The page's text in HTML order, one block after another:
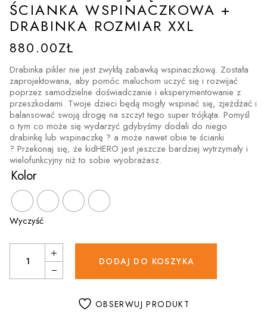
ŚCIANKA WSPINACZKOWA +
DRABINKA ROZMIAR XXL
880.00ZŁ
Drabinka pikler nie jest zwykłą zabawką wspinaczkową. Została
zaprojektowana, aby pomóc maluchom uczyć się i rozwijać
poprzez samodzielne doświadczanie i eksperymentowanie z
przeszkodami. Twoje dzieci będą mogły wspinać się, zjeżdżać i
balansować swoją drogę na szczyt tego super trójkąta. Pomyśl
o tym co może się wydarzyć gdybyśmy dodali do niego
drabinkę lub wspinaczkę ? a może nawet obie te ścianki
? Przekonaj się, że kidHERO jest jeszcze bardziej wytrzymały i
wielofunkcyjny niż to sobie wyobrażasz.
Kolor
Wyczyść
Zestaw Alpinisty 3w1 składany trójkąt Piklera + ścianka
DODAJ DO KOSZYKA
OBSERWUJ PRODUKT